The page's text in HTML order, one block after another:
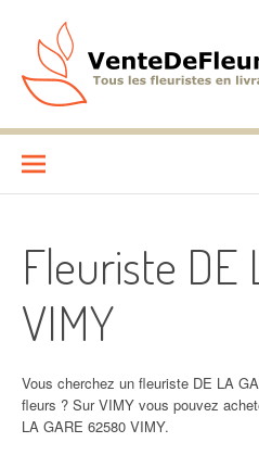
contenu
Fleuriste DE
VIMY
Vous cherchez un fleuriste DE LA
fleurs ? Sur VIMY vous pouvez
LA GARE 62580 VIMY.